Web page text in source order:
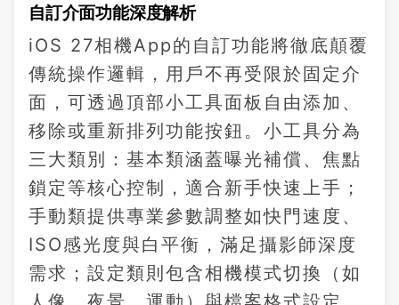
自訂介面功能深度解析
iOS 27相機App的自訂功能將徹底顛覆
傳統操作邏輯，用戶不再受限於固定介
面，可透過頂部小工具面板自由添加、
移除或重新排列功能按鈕。小工具分為
三大類別：基本類涵蓋曝光補償、焦點
鎖定等核心控制，適合新手快速上手；
手動類提供專業參數調整如快門速度、
ISO感光度與白平衡，滿足攝影師深度
需求；設定類則包含相機模式切換（如